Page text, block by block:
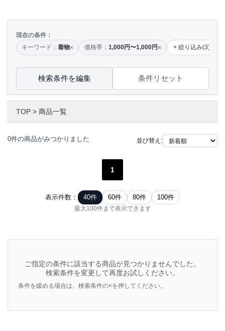
現在の条件：
キーワード： 着物× 価格帯： 1,000円〜1,000円× + 絞り込み(3)
検索条件を編集 条件リセット
TOP > 商品一覧
0件の商品がみつかりました 並び替え:
1
表示件数： 40件 60件 80件 100件
最大100件まで表示できます
ご指定の条件に該当する商品が見つかりませんでした。
検索条件を変更して再度お試しください。
条件を緩める場合は、検索条件の×を押してください。